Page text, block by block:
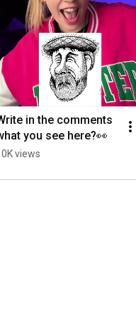
in the comments
you see here?👀
views